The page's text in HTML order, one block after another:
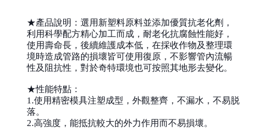
★產品說明：選用新塑料原料並添加優質抗老化劑，
利用科學配方精心加工而成，耐老化抗腐蝕性能好，
使用壽命長，後續維護成本低，在採收作物及整理環
境時造成管路的損壞皆可使用復原，不影響管內流暢
性及阻抗性，對於奇特環境也可按照其地形去變化。
★性能特點：
1.使用精密模具注塑成型，外觀整齊，不漏水，不易脱
落。
2.高強度，能抵抗較大的外力作用而不易損壞。